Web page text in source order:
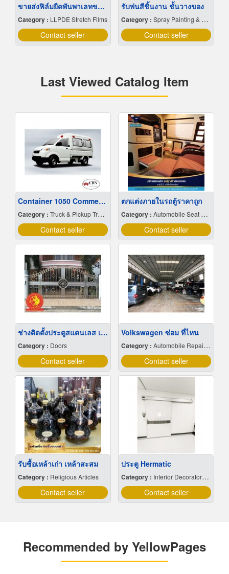
ขายส่งฟิล์มยืดพันพาเลทขนาดพันด้วยมือ Hand wrap
Category : LLPDE Stretch Films
Contact seller
รับพ่นสีชิ้นงาน ชั้นวางของ
Category : Spray Painting & Finishing
Contact seller
Last Viewed Catalog Item
Container 1050 Commercial Canopy
Category : Truck & Pickup Truck-Bodies & Roof Racks
Contact seller
ตกแต่งภายในรถตู้ราคาถูก
Category : Automobile Seat Covers, Tops & Upholstery
Contact seller
ช่างติดตั้งประตูสแตนเลส เชียงใหม่
Category : Doors
Contact seller
Volkswagen ซ่อม ที่ไหน
Category : Automobile Repairing & Service
Contact seller
รับซื้อเหล้าเก่า เหล้าสะสม
Category : Religious Articles
Contact seller
ประตู Hermatic
Category : Interior Decorators & Designers
Contact seller
Recommended by YellowPages